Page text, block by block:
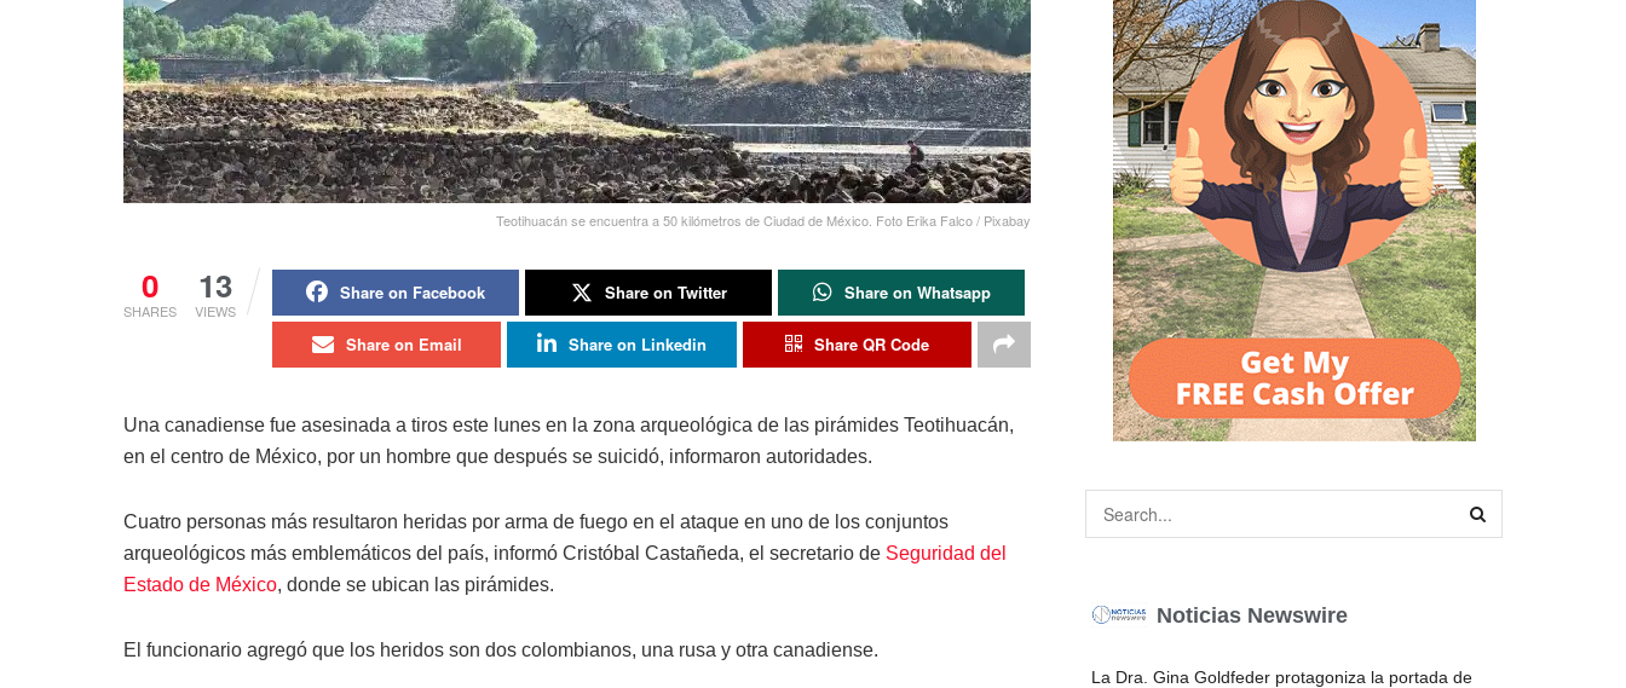
Teotihuacán se encuentra a 50 kilómetros de Ciudad de México. Foto Erika Falco / Pixabay
0
SHARES
13
VIEWS
Share on Facebook Share on Twitter Share on Whatsapp
Share on Email Share on Linkedin Share QR Code
Una canadiense fue asesinada a tiros este lunes en la zona arqueológica de las pirámides Teotihuacán,
en el centro de México, por un hombre que después se suicidó, informaron autoridades.
Cuatro personas más resultaron heridas por arma de fuego en el ataque en uno de los conjuntos
arqueológicos más emblemáticos del país, informó Cristóbal Castañeda, el secretario de Seguridad del
Estado de México, donde se ubican las pirámides.
El funcionario agregó que los heridos son dos colombianos, una rusa y otra canadiense.
Noticias Newswire
La Dra. Gina Goldfeder protagoniza la portada de